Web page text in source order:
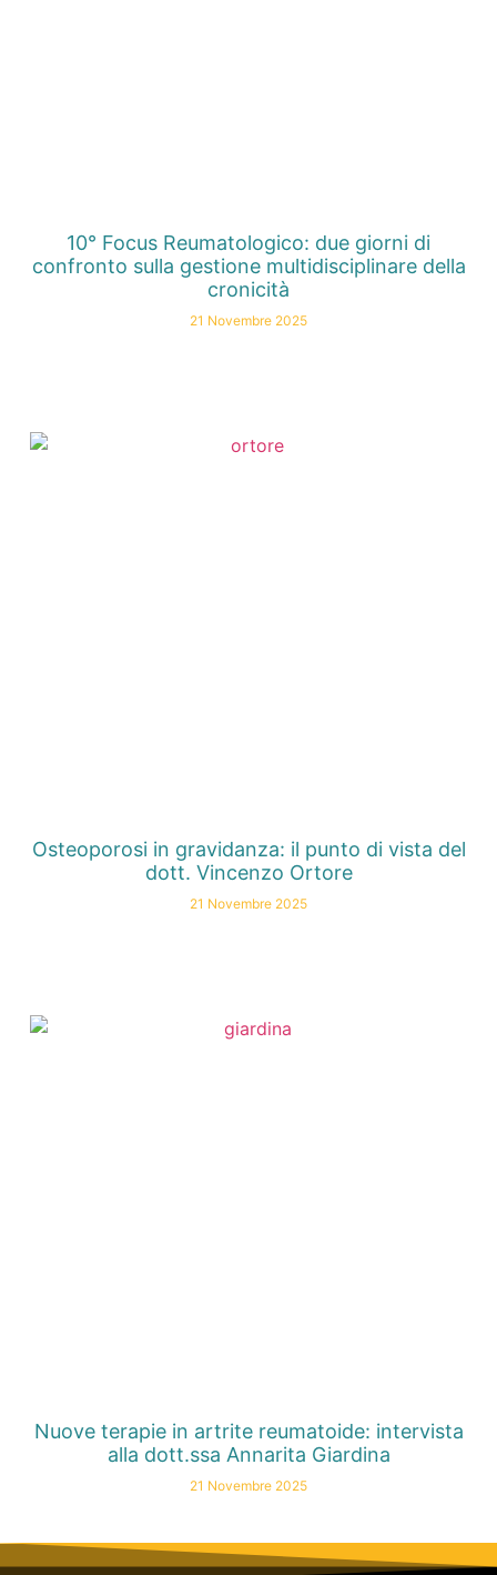
10° Focus Reumatologico: due giorni di
confronto sulla gestione multidisciplinare della
cronicità
21 Novembre 2025
Osteoporosi in gravidanza: il punto di vista del
dott. Vincenzo Ortore
21 Novembre 2025
Nuove terapie in artrite reumatoide: intervista
alla dott.ssa Annarita Giardina
21 Novembre 2025